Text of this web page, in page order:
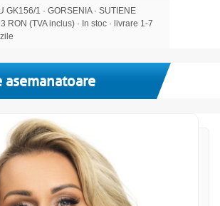
GK156/1 · GORSENIA · SUTIENE
RON (TVA inclus) · In stoc · livrare 1-7